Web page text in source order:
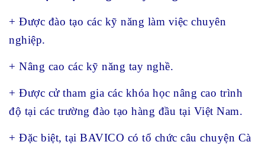
+ Được đào tạo các kỹ năng làm việc chuyên
nghiệp.
+ Nâng cao các kỹ năng tay nghề.
+ Được cử tham gia các khóa học nâng cao trình
độ tại các trường đào tạo hàng đầu tại Việt Nam.
+ Đặc biệt, tại BAVICO có tổ chức câu chuyện Cà